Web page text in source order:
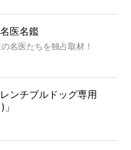
医名鑑
名医たちを独占取材！
ンチブルドッグ専用